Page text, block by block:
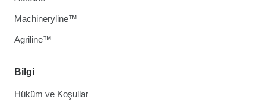
Bilgi
Hüküm ve Koşullar
Machineryline™
Agriline™